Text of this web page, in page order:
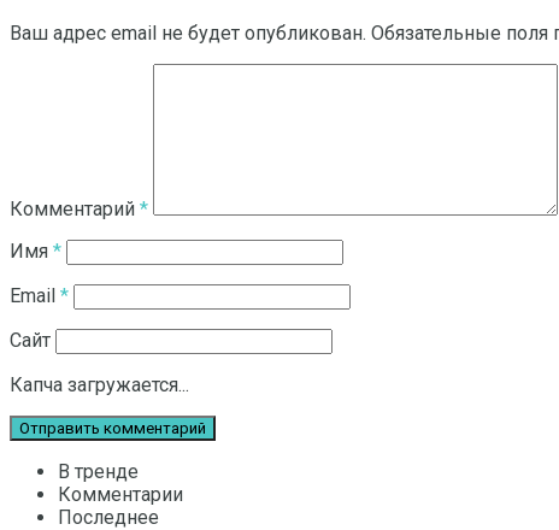
Ваш адрес email не будет опубликован. Обязательные поля
Комментарий *
Имя *
Email *
Сайт
Капча загружается...
В тренде
Комментарии
Последнее